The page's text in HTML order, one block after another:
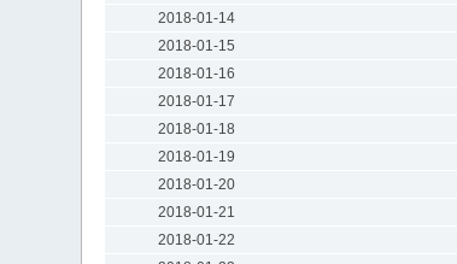
2018-01-14
2018-01-15
2018-01-16
2018-01-17
2018-01-18
2018-01-19
2018-01-20
2018-01-21
2018-01-22